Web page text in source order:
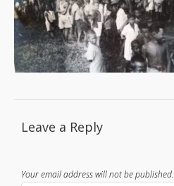
Leave a Reply
Your email address will not be published.